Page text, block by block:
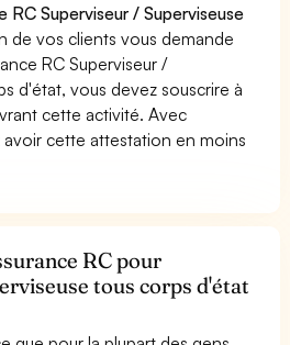
RC Superviseur / Superviseuse
de vos clients vous demande
RC Superviseur /
d'état, vous devez souscrire à
cette activité. Avec
cette attestation en moins
RC pour
tous corps d'état